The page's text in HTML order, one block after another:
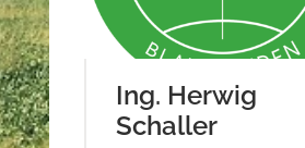
Ing. Herwig
Schaller